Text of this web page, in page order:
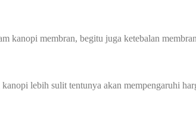
kanopi membran, begitu juga ketebalan
lebih sulit tentunya akan mempengaruhi